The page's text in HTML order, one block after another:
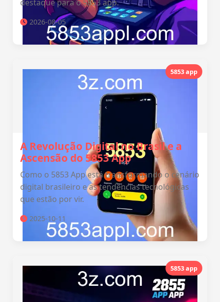
destaque para o 5853 app.
2026-08-05
5853 app
A Revolução Digital no Brasil e a
Ascensão do 5853 App
Como o 5853 App está transformando o cenário
digital brasileiro e as tendências tecnológicas
que estão por vir.
2025-10-11
5853 app